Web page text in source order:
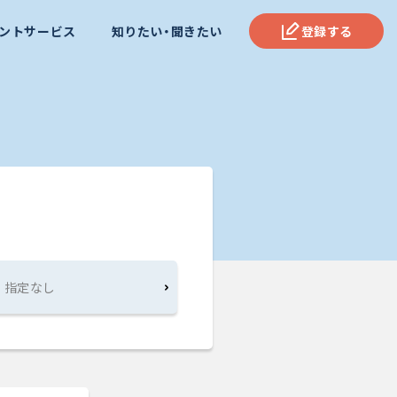
トサービス 知りたい・聞きたい 登録する